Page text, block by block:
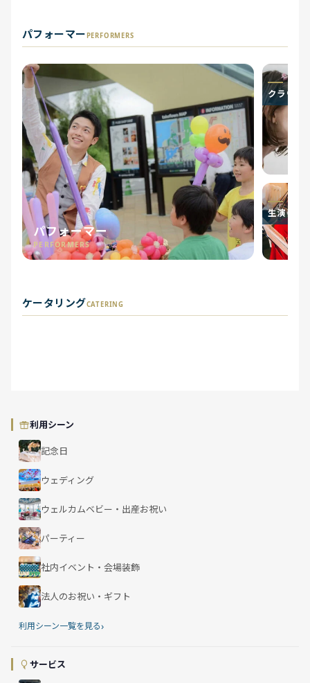
利用シーン
記念日
ウェディング
ウェルカムベビー・出産お祝い
パーティー
社内イベント・会場装飾
法人のお祝い・ギフト
利用シーン一覧を見る›
サービス
パフォーマー PERFORMERS
パフォーマー
PERFORMERS
クラウン
生演奏
ケータリングCATERING
ケータリング
CATERING CAKE
出張寿司
SUSHI COOKIE